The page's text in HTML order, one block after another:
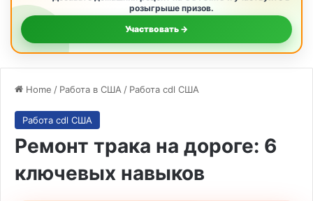
розыгрыше призов.
Участвовать →
Home / Работа в США / Работа cdl США
Работа cdl США
Ремонт трака на дороге: 6
ключевых навыков